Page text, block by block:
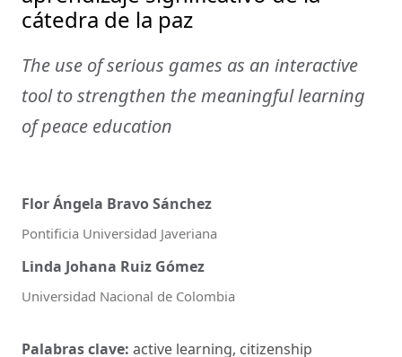
cátedra de la paz
The use of serious games as an interactive
tool to strengthen the meaningful learning
of peace education
Flor Ángela Bravo Sánchez
Pontificia Universidad Javeriana
Linda Johana Ruiz Gómez
Universidad Nacional de Colombia
Palabras clave: active learning, citizenship